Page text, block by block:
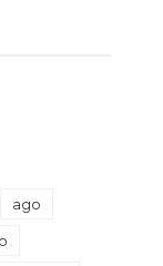
ago